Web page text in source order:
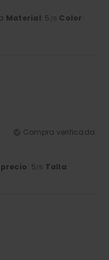
Material: 5 /5 Color:
Compra verificada
: 5/5 Talla: